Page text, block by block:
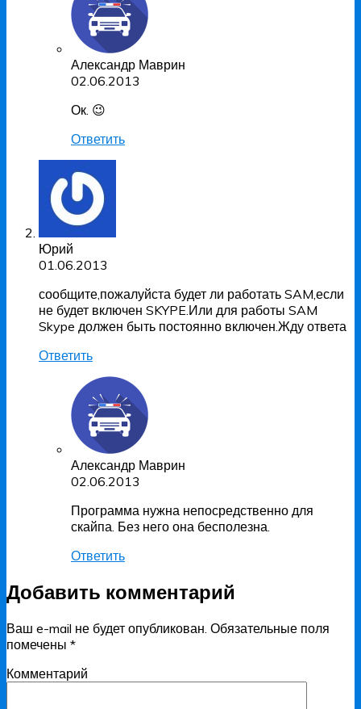
Александр Маврин
02.06.2013
Ок. 😉
Ответить
Юрий
01.06.2013
сообщите,пожалуйста будет ли работать SAM,если
не будет включен SKYPE.Или для работы SAM
Skype должен быть постоянно включен.Жду ответа
Ответить
Александр Маврин
02.06.2013
Программа нужна непосредственно для
скайпа. Без него она бесполезна.
Ответить
Добавить комментарий
Ваш e-mail не будет опубликован. Обязательные поля
помечены *
Комментарий